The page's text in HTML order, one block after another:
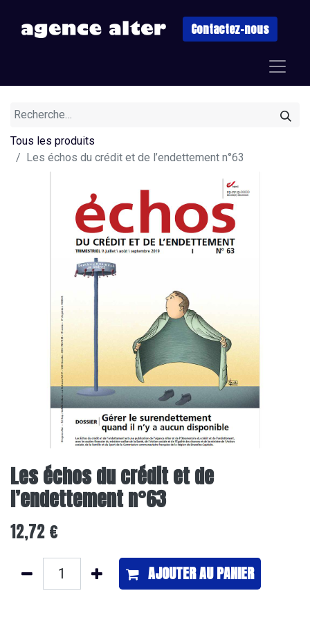
Contactez-nous
Tous les produits
Les échos du crédit et de l’endettement n°63
Les échos du crédit et de
l’endettement n°63
12,72€
AJOUTER ​AU PANIER